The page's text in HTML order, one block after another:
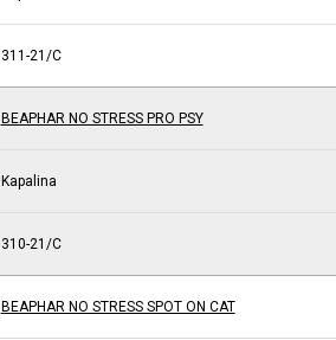
311-21/C
BEAPHAR NO STRESS PRO PSY
Kapalina
310-21/C
BEAPHAR NO STRESS SPOT ON CAT